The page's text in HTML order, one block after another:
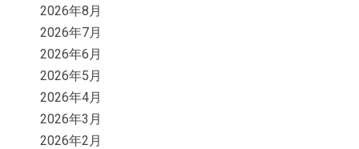
2026年8月
2026年7月
2026年6月
2026年5月
2026年4月
2026年3月
2026年2月